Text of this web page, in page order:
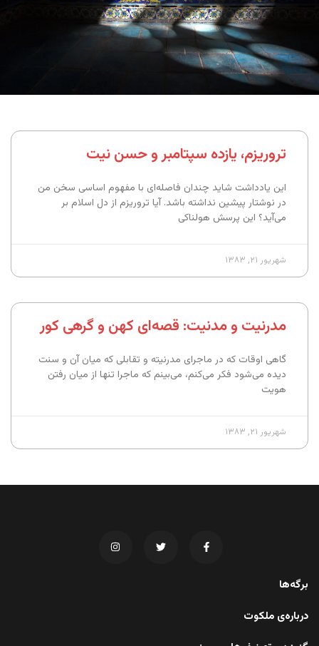
تروریزم، یازده سپتامبر و حسن نیت
این یادداشت شاید چندان فاصله‌ای با مفهوم اساسی سخن من
در نوشتار پیشین نداشته باشد. آیا تروریزم از دل اسلام بر
می‌آید؟ این پرسش هولناکی
شهریور ۲۱, ۱۳۸۳
مدرنیت و مدنیت:‌ قصه‌ای کهن و گرهی کور
گاهی اوقات که در ماجرای مدرنیته و تقابلی که میان آن و سنت
دیده می‌شود فکر می‌کنم، می‌بینم که ماجرا تنها از میان رفتن
هویت
شهریور ۲۱, ۱۳۸۳
برگه‌ها
درباره‌ی ملکوت